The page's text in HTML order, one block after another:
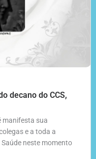
decano do CCS,
manifesta sua
e a toda a
neste momento